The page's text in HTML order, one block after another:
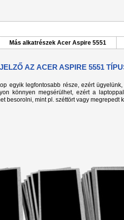
Más alkatrészek Acer Aspire 5551
AZ ACER ASPIRE 5551
egyik legfontosabb része, ezért
könnyen megsérülhet, ezért a
besorolni, mint pl. széttört vagy